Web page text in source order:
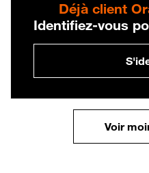
Déjà client
Identifiez-vous
Voir